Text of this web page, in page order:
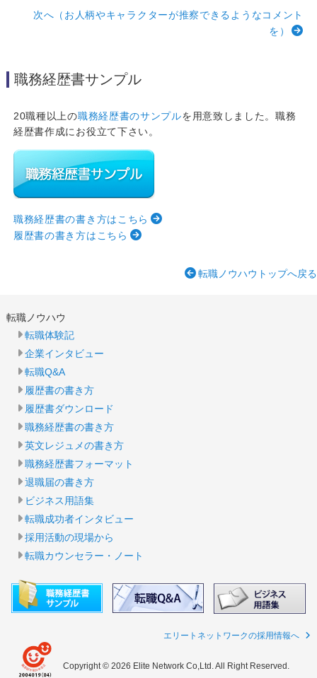
次へ（お人柄やキャラクターが推察できるようなコメント
を）
職務経歴書サンプル
20職種以上の職務経歴書のサンプルを用意致しました。職務
経歴書作成にお役立て下さい。
職務経歴書の書き方はこちら
履歴書の書き方はこちら
転職ノウハウトップへ戻る
転職ノウハウ
転職体験記
企業インタビュー
転職Q&A
履歴書の書き方
履歴書ダウンロード
職務経歴書の書き方
英文レジュメの書き方
職務経歴書フォーマット
退職届の書き方
ビジネス用語集
転職成功者インタビュー
採用活動の現場から
転職カウンセラー・ノート
エリートネットワークの採用情報へ
Copyright © 2026 Elite Network Co,Ltd. All Right Reserved.